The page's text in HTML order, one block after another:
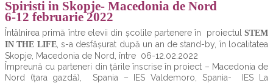
Spiristi in Skopje- Macedonia de Nord
6-12 februarie 2022
Întâlnirea primă între elevii din școlile partenere în proiectul STEM
IN THE LIFE, s-a desfășurat după un an de stand-by, în localitatea
Skopje, Macedonia de Nord, între 06-12.02.2022
Împreună cu parteneri din țările înscrise în proiect – Macedonia de
Nord (țara gazdă), Spania – IES Valdemoro, Spania- IES La